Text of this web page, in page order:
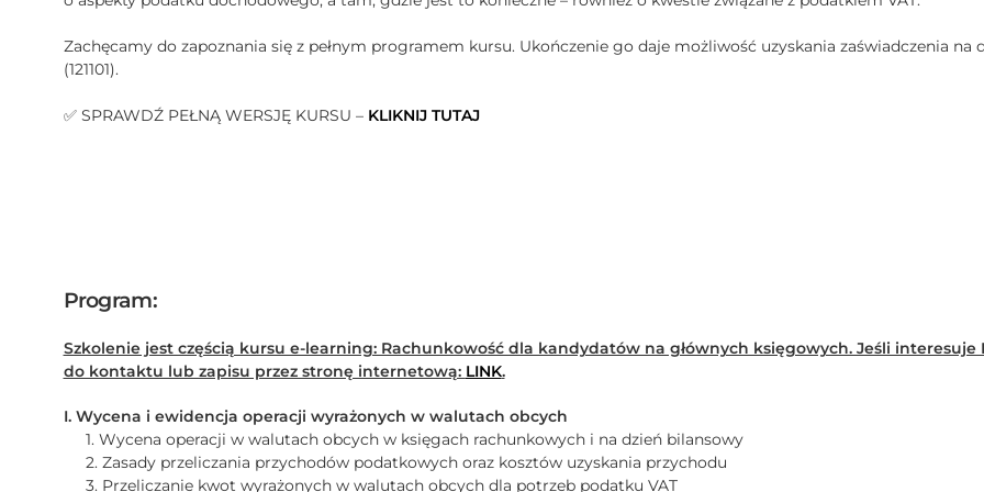
Zachęcamy do zapoznania się z pełnym programem kursu. Ukończenie go daje możliwość uzyskania zaświadczenia
(121101).
✅ SPRAWDŹ PEŁNĄ WERSJĘ KURSU – KLIKNIJ TUTAJ
Program:
Szkolenie jest częścią kursu e-learning: Rachunkowość dla kandydatów na głównych księgowych. Jeśli
do kontaktu lub zapisu przez stronę internetową: LINK.
I. Wycena i ewidencja operacji wyrażonych w walutach obcych
1. Wycena operacji w walutach obcych w księgach rachunkowych i na dzień bilansowy
2. Zasady przeliczania przychodów podatkowych oraz kosztów uzyskania przychodu
3. Przeliczanie kwot wyrażonych w walutach obcych dla potrzeb podatku VAT